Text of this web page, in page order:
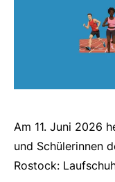
Am 11. Juni 2026
und Schülerinnen
Rostock: